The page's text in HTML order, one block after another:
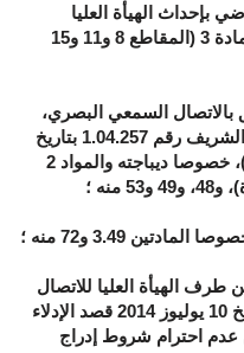
(31 أغسطس 2002) القاضي بإحداث الهيأة العليا
للاتصال السمعي البصري، خصوصا المادة 3 (المقاطع 8 و11 و15
رقم 77.03 المتعلق بالاتصال السمعي البصري،
الصادر الأمر بتنفيذه بمقتضى الظهير الشريف رقم 1.04.257 بتاريخ
25 من ذي القعدة 1425 (7 يناير 2005)، خصوصا ديباجته والمواد 2
3.49 و72 منه ؛
الهيأة العليا للاتصال
السمعي البصري إلى شركة "..." بتاريخ 10 يوليوز 2014 قصد الإدلاء
احترام شروط إدراج